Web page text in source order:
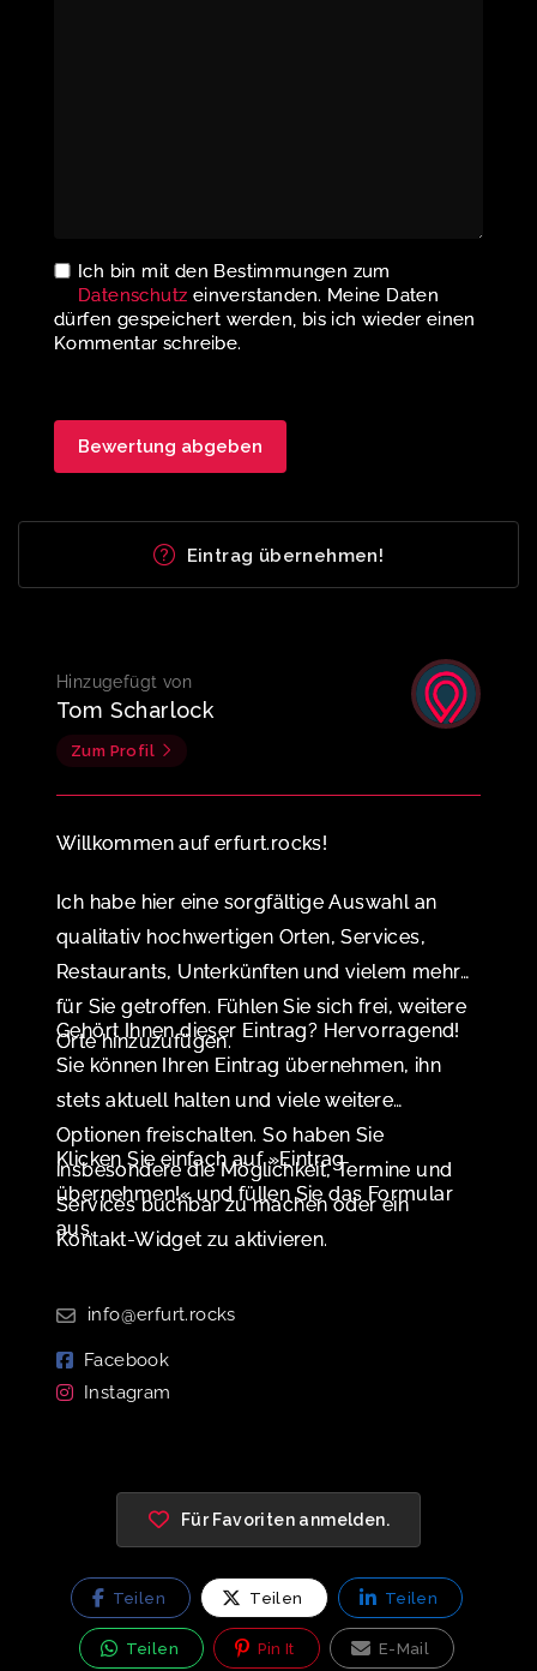
Ich bin mit den Bestimmungen zum
Datenschutz einverstanden. Meine Daten
dürfen gespeichert werden, bis ich wieder einen
Kommentar schreibe.
Eintrag übernehmen!
Hinzugefügt von
Tom Scharlock
Zum Profil
Willkommen auf erfurt.rocks!
Ich habe hier eine sorgfältige Auswahl an
qualitativ hochwertigen Orten, Services,
Restaurants, Unterkünften und vielem mehr
für Sie getroffen. Fühlen Sie sich frei, weitere
Orte hinzuzufügen.
Gehört Ihnen dieser Eintrag? Hervorragend!
Sie können Ihren Eintrag übernehmen, ihn
stets aktuell halten und viele weitere
Optionen freischalten. So haben Sie
insbesondere die Möglichkeit, Termine und
Services buchbar zu machen oder ein
Kontakt-Widget zu aktivieren.
Klicken Sie einfach auf »Eintrag
übernehmen!« und füllen Sie das Formular
aus.
info@erfurt.rocks
Facebook
Instagram
Für Favoriten anmelden.
Teilen Teilen Teilen
Teilen Pin It E-Mail